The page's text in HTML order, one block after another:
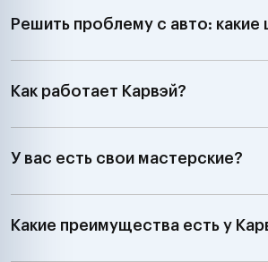
Решить проблему с авто: какие
Как работает Карвэй?
У вас есть свои мастерские?
Какие преимущества есть у